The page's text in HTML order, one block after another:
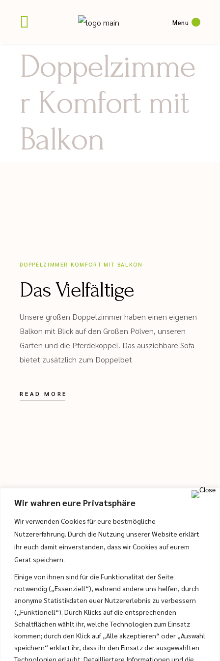
Wir wahren eure Privatsphäre
Wir verwenden Cookies für eure bestmögliche
Nutzererfahrung. Durch die Nutzung unserer Website erklärt
ihr euch damit einverstanden, dass wir Cookies auf eurem
Gerät speichern.
Einige von ihnen sind für die Funktionalität der Seite
notwendig („Essenziell“), während andere uns helfen, durch
anonyme Statistikdaten euer Nutzererlebnis zu verbessern
(„Funktionell“). Durch Klicks auf die entsprechenden
Schaltflächen wählt ihr, welche Technologien zum Einsatz
kommen; durch den Klick auf „Alle akzeptieren“ oder „Auswahl
speichern“ erklärt ihr, dass ihr den Einsatz der ausgewählten
Technologien erlaubt. Detailliertere Informationen und die
Menu
Doppelzimme
r Komfort mit
Balkon
DOPPELZIMMER KOMFORT MIT BALKON
Das Vielfältige
Unsere großen Doppelzimmer haben einen eigenen
Balkon mit Blick auf den Großen Pölven, unseren
Garten und die Pferdekoppel. Das ausziehbare Sofa
bietet zusätzlich zum Doppelbet
READ MORE
Gästehaus Bramböck
Familie Bramböck
Thiergartlstraße 10
A-6323 Bad Häring
T.+43 (0) 5332 71126